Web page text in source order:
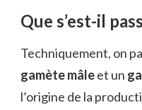
Que s’est-il
Techniquement, on
gamète mâleet un
l’origine de la